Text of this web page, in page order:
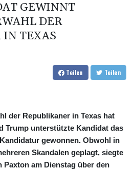
sorgt für Debatte über
GEWINNT
DER
IN TEXAS
Teilen Teilen
der Republikaner in Texas hat
Trump unterstützte Kandidat das
gewonnen. Obwohl in
Skandalen geplagt, siegte
Paxton am Dienstag über den